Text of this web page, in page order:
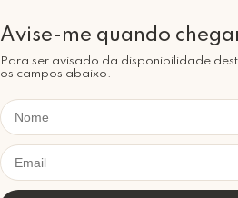
Para ser avisado da disponibilidade
os campos abaixo.